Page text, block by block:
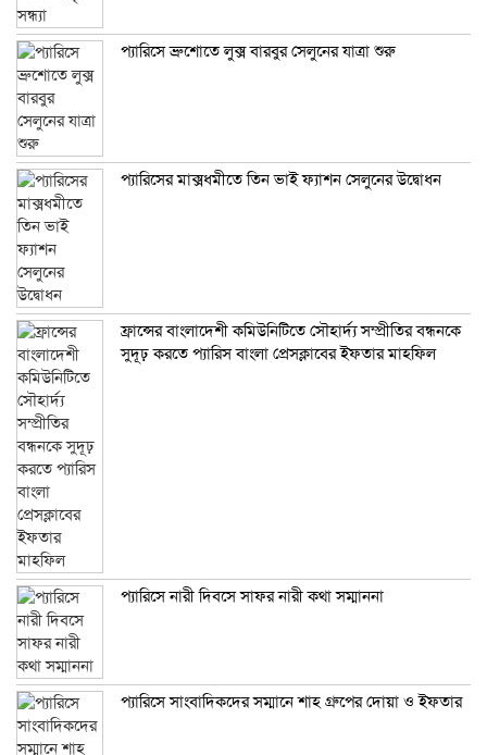
প্যারিসে ব্রুশোতে লুক্স বারবুর সেলুনের যাত্রা শুরু
প্যারিসের মাক্সধমীতে তিন ভাই ফ্যাশন সেলুনের উদ্বোধন
ফ্রান্সের বাংলাদেশী কমিউনিটিতে সৌহার্দ্য সম্প্রীতির বন্ধনকে
সুদূঢ় করতে প্যারিস বাংলা প্রেসক্লাবের ইফতার মাহফিল
প্যারিসে নারী দিবসে সাফর নারী কথা সম্মাননা
প্যারিসে সাংবাদিকদের সম্মানে শাহ গ্রুপের দোয়া ও ইফতার